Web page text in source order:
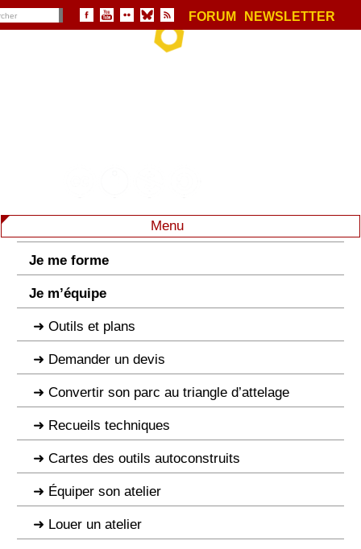
FORUM NEWSLETTER
Menu
Je me forme
Je m’équipe
Outils et plans
Demander un devis
Convertir son parc au triangle d’attelage
Recueils techniques
Cartes des outils autoconstruits
Équiper son atelier
Louer un atelier